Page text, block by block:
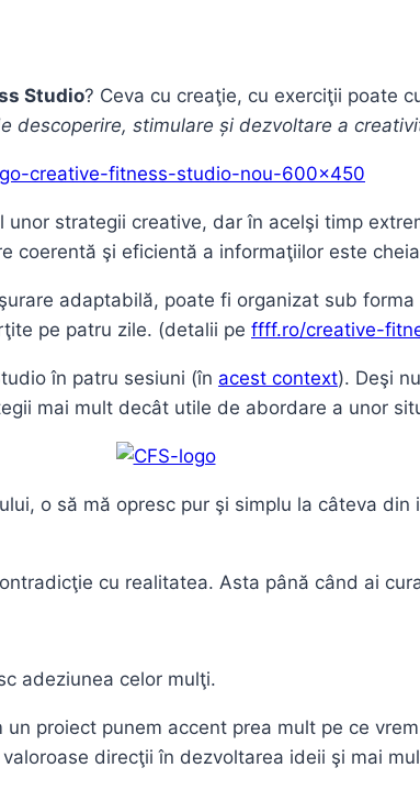
Studio? Ceva cu creaţie, cu exerciţii poate
descoperire, stimulare și dezvoltare a
unor strategii creative, dar în acelşi timp
coerentă şi eficientă a informaţiilor este
adaptabilă, poate fi organizat sub
pe patru zile. (detalii pe ffff.ro/creative-
în patru sesiuni (în acest context). Deşi
mai mult decât utile de abordare a unor
o să mă opresc pur şi simplu la câteva
cu realitatea. Asta până când ai
adeziunea celor mulţi.
proiect punem accent prea mult pe ce
direcţii în dezvoltarea ideii şi mai